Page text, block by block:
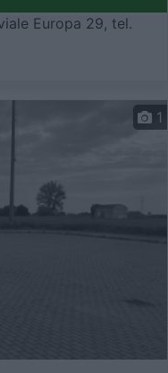
Europa 29, tel.
1